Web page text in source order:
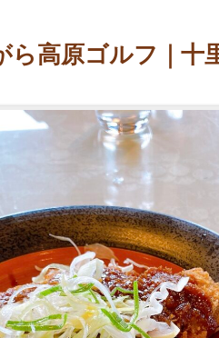
ら高原ゴルフ｜十